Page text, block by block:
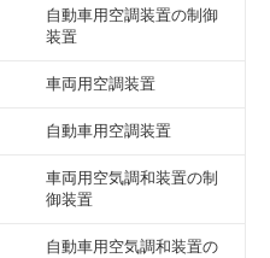
自動車用空調装置の制御
装置
車両用空調装置
自動車用空調装置
車両用空気調和装置の制
御装置
自動車用空気調和装置の